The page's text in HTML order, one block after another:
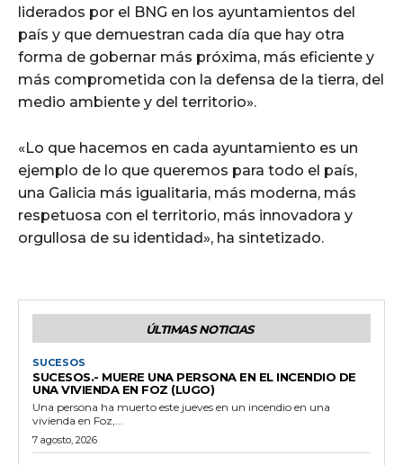
liderados por el BNG en los ayuntamientos del
país y que demuestran cada día que hay otra
forma de gobernar más próxima, más eficiente y
más comprometida con la defensa de la tierra, del
medio ambiente y del territorio».
«Lo que hacemos en cada ayuntamiento es un
ejemplo de lo que queremos para todo el país,
una Galicia más igualitaria, más moderna, más
respetuosa con el territorio, más innovadora y
orgullosa de su identidad», ha sintetizado.
ÚLTIMAS NOTICIAS
SUCESOS
SUCESOS.- MUERE UNA PERSONA EN EL INCENDIO DE
UNA VIVIENDA EN FOZ (LUGO)
Una persona ha muerto este jueves en un incendio en una
vivienda en Foz,...
7 agosto, 2026